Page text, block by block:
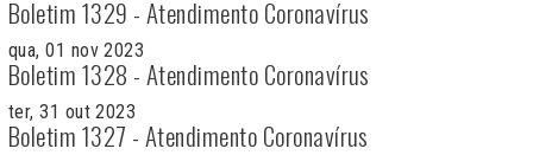
Boletim 1329 - Atendimento Coronavírus
qua, 01 nov 2023
Boletim 1328 - Atendimento Coronavírus
ter, 31 out 2023
Boletim 1327 - Atendimento Coronavírus